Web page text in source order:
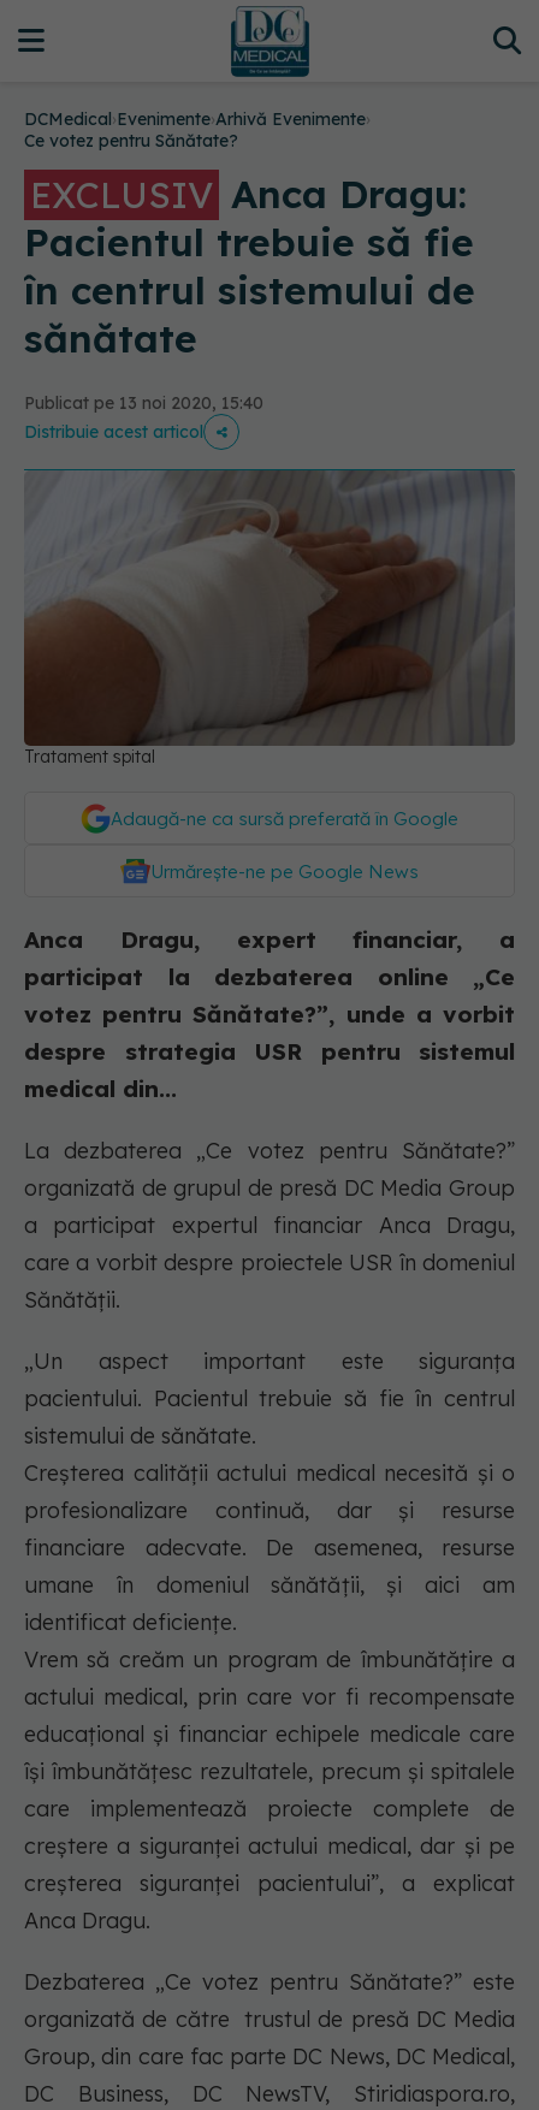
DCMedical›Evenimente›Arhivă Evenimente›
Ce votez pentru Sănătate?
EXCLUSIV Anca Dragu:
Pacientul trebuie să fie
în centrul sistemului de
sănătate
Publicat pe 13 noi 2020, 15:40
Distribuie acest articol
Tratament spital
Adaugă-ne ca sursă preferată în Google
Urmărește-ne pe Google News
Anca Dragu, expert financiar, a
participat la dezbaterea online „Ce
votez pentru Sănătate?”, unde a vorbit
despre strategia USR pentru sistemul
medical din...
La dezbaterea „Ce votez pentru Sănătate?”
organizată de grupul de presă DC Media Group
a participat expertul financiar Anca Dragu,
care a vorbit despre proiectele USR în domeniul
Sănătății.
„Un aspect important este siguranța
pacientului. Pacientul trebuie să fie în centrul
sistemului de sănătate.
Creșterea calității actului medical necesită și o
profesionalizare continuă, dar și resurse
financiare adecvate. De asemenea, resurse
umane în domeniul sănătății, și aici am
identificat deficiențe.
Vrem să creăm un program de îmbunătățire a
actului medical, prin care vor fi recompensate
educațional și financiar echipele medicale care
își îmbunătățesc rezultatele, precum și spitalele
care implementează proiecte complete de
creștere a siguranței actului medical, dar și pe
creșterea siguranței pacientului”, a explicat
Anca Dragu.
Dezbaterea „Ce votez pentru Sănătate?” este
organizată de către trustul de presă DC Media
Group, din care fac parte DC News, DC Medical,
DC Business, DC NewsTV, Stiridiaspora.ro,